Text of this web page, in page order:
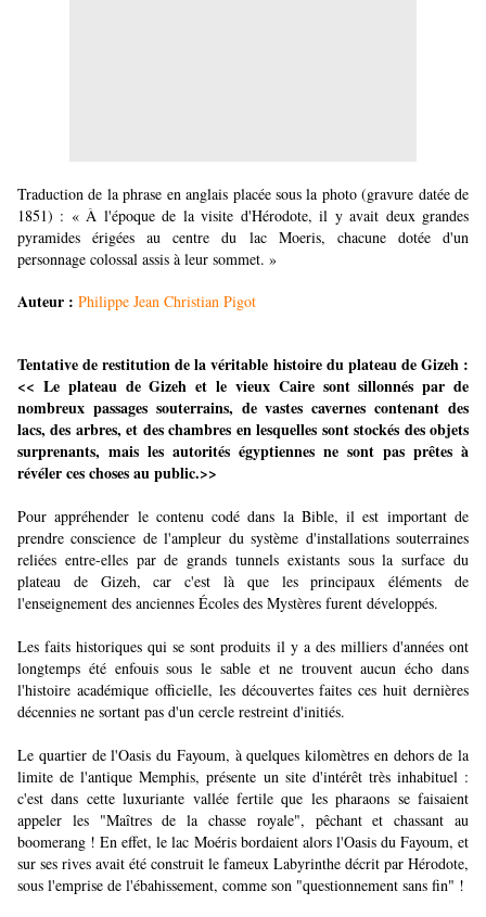
Traduction de la phrase en anglais placée sous la photo (gravure datée de
1851) : « À l'époque de la visite d'Hérodote, il y avait deux grandes
pyramides érigées au centre du lac Moeris, chacune dotée d'un
personnage colossal assis à leur sommet. »
Auteur : Philippe Jean Christian Pigot
Tentative de restitution de la véritable histoire du plateau de Gizeh :
<< Le plateau de Gizeh et le vieux Caire sont sillonnés par de
nombreux passages souterrains, de vastes cavernes contenant des
lacs, des arbres, et des chambres en lesquelles sont stockés des objets
surprenants, mais les autorités égyptiennes ne sont pas prêtes à
révéler ces choses au public.>>
Pour appréhender le contenu codé dans la Bible, il est important de
prendre conscience de l'ampleur du système d'installations souterraines
reliées entre-elles par de grands tunnels existants sous la surface du
plateau de Gizeh, car c'est là que les principaux éléments de
l'enseignement des anciennes Écoles des Mystères furent développés.
Les faits historiques qui se sont produits il y a des milliers d'années ont
longtemps été enfouis sous le sable et ne trouvent aucun écho dans
l'histoire académique officielle, les découvertes faites ces huit dernières
décennies ne sortant pas d'un cercle restreint d'initiés.
Le quartier de l'Oasis du Fayoum, à quelques kilomètres en dehors de la
limite de l'antique Memphis, présente un site d'intérêt très inhabituel :
c'est dans cette luxuriante vallée fertile que les pharaons se faisaient
appeler les "Maîtres de la chasse royale", pêchant et chassant au
boomerang ! En effet, le lac Moéris bordaient alors l'Oasis du Fayoum, et
sur ses rives avait été construit le fameux Labyrinthe décrit par Hérodote,
sous l'emprise de l'ébahissement, comme son "questionnement sans fin" !